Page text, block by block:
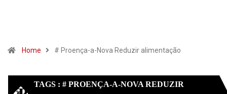
Home # Proença-a-Nova Reduzir alimentação
TAGS : # PROENÇA-A-NOVA REDUZIR